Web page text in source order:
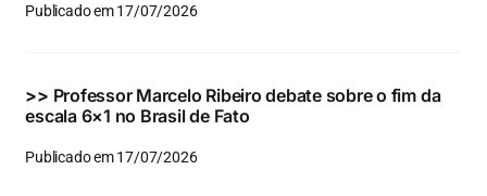
Publicado em 17/07/2026
>> Professor Marcelo Ribeiro debate sobre o fim da
escala 6×1 no Brasil de Fato
Publicado em 17/07/2026